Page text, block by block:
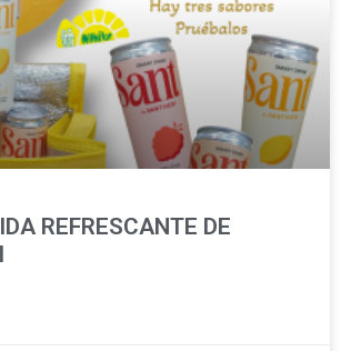
REFRESCANTE DE